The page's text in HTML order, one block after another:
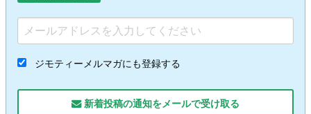
ジモティーメルマガにも登録する
新着投稿の通知をメールで受け取る